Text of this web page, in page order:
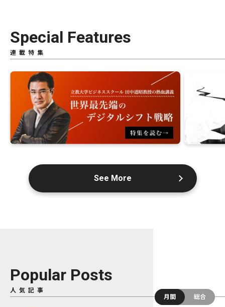
Special Features
連載特集
See More
Popular Posts
人気記事
月間
総合